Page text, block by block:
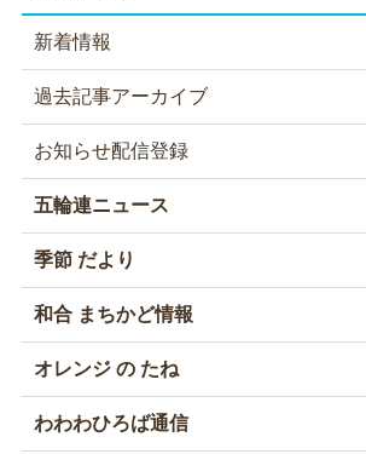
新着情報
過去記事アーカイブ
お知らせ配信登録
五輪連ニュース
季節 だより
和合 まちかど情報
オレンジ の たね
わわわひろば通信